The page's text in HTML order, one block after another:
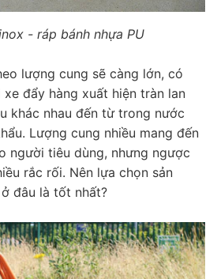
- ráp bánh nhựa PU
lượng cung sẽ càng lớn, có
đẩy hàng xuất hiện tràn lan
khác nhau đến từ trong nước
Lượng cung nhiều mang đến
người tiêu dùng, nhưng ngược
rắc rối. Nên lựa chọn sản
đâu là tốt nhất?